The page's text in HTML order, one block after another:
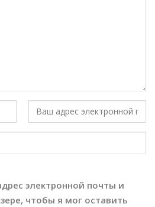
электронной почты и
чтобы я мог оставить